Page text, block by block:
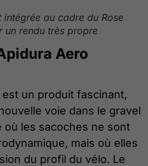
au cadre du Rose
un rendu très propre
Aero
est un produit fascinant,
voie dans le gravel
où les sacoches ne sont
mais où elles
du profil du vélo. Le